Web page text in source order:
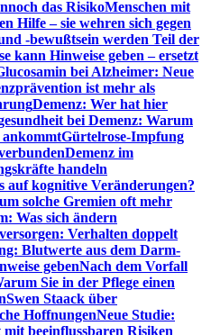
das RisikoMenschen mit
Hilfe – sie wehren sich gegen
-bewußtsein werden Teil der
kann Hinweise geben – ersetzt
bei Alzheimer: Neue
ist mehr als
Demenz: Wer hat hier
bei Demenz: Warum
ankommtGürtelrose-Impfung
Demenz im
handeln
auf kognitive Veränderungen?
solche Gremien oft mehr
Was sich ändern
Verhalten doppelt
Blutwerte aus dem Darm-
gebenNach dem Vorfall
Sie in der Pflege einen
Swen Staack über
HoffnungenNeue Studie:
beeinflussbaren Risiken